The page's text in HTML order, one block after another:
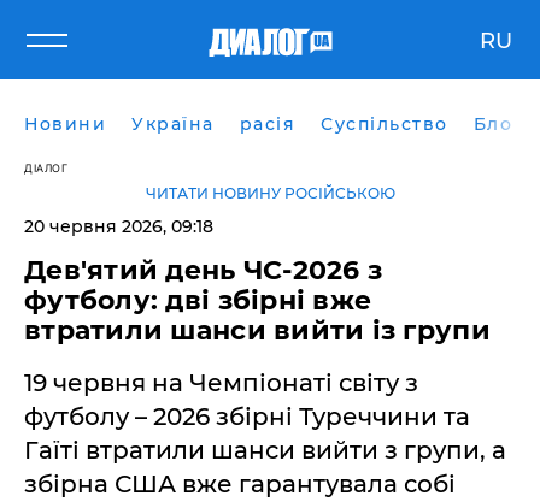
RU
Новини Україна расія Суспільство Блоги
ДІАЛОГ
ЧИТАТИ НОВИНУ РОСІЙСЬКОЮ
20 червня 2026, 09:18
​Дев'ятий день ЧС-2026 з
футболу: дві збірні вже
втратили шанси вийти із групи
19 червня на Чемпіонаті світу з
футболу – 2026 збірні Туреччини та
Гаїті втратили шанси вийти з групи, а
збірна США вже гарантувала собі